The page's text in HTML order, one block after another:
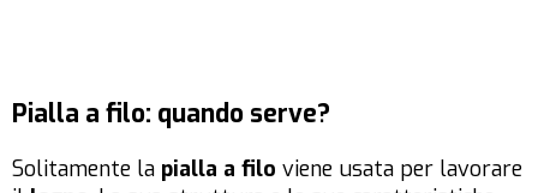
Pialla a filo: quando serve?
Solitamente la pialla a filo viene usata per lavorare